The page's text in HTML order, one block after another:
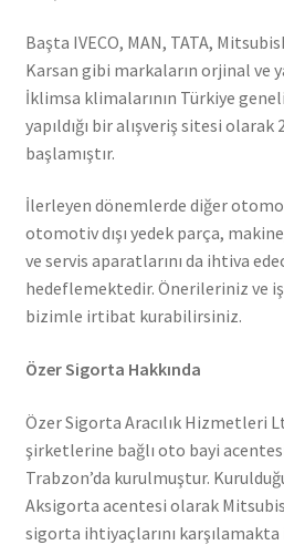
Başta IVECO, MAN, TATA,
Karsan gibi markaların orjinal ve
İklimsa klimalarının Türkiye
yapıldığı bir alışveriş sitesi olarak
başlamıştır.
İlerleyen dönemlerde diğer
otomotiv dışı yedek parça,
ve servis aparatlarını da ihtiva
hedeflemektedir. Önerileriniz ve
bizimle irtibat kurabilirsiniz.
Özer Sigorta Hakkında
Özer Sigorta Aracılık Hizmetleri
şirketlerine bağlı oto bayi
Trabzon’da kurulmuştur.
Aksigorta acentesi olarak
sigorta ihtiyaçlarını karşılamakta